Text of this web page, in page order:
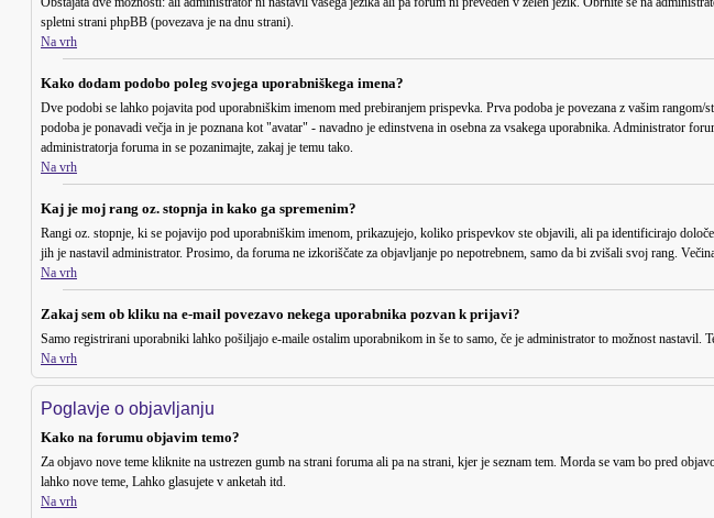
spletni strani phpBB (povezava je na dnu strani).
Na vrh
Kako dodam podobo poleg svojega uporabniškega imena?
Dve podobi se lahko pojavita pod uporabniškim imenom med prebiranjem prispevka. Prva podoba je povezana z vašim
podoba je ponavadi večja in je poznana kot "avatar" - navadno je edinstvena in osebna za vsakega uporabnika. Administrator
administratorja foruma in se pozanimajte, zakaj je temu tako.
Na vrh
Kaj je moj rang oz. stopnja in kako ga spremenim?
Rangi oz. stopnje, ki se pojavijo pod uporabniškim imenom, prikazujejo, koliko prispevkov ste objavili, ali pa identificirajo
jih je nastavil administrator. Prosimo, da foruma ne izkoriščate za objavljanje po nepotrebnem, samo da bi zvišali svoj rang.
Na vrh
Zakaj sem ob kliku na e-mail povezavo nekega uporabnika pozvan k prijavi?
Samo registrirani uporabniki lahko pošiljajo e-maile ostalim uporabnikom in še to samo, če je administrator to možnost nastavil.
Na vrh
Poglavje o objavljanju
Kako na forumu objavim temo?
Za objavo nove teme kliknite na ustrezen gumb na strani foruma ali pa na strani, kjer je seznam tem. Morda se vam bo pred
lahko nove teme, Lahko glasujete v anketah itd.
Na vrh